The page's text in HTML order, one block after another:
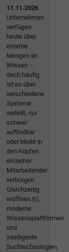
11.11.2026
Unternehmen
verfügen
heute über
enorme
Mengen an
Wissen –
doch häufig
ist es über
verschiedene
Systeme
verteilt, nur
schwer
auffindbar
oder bleibt in
den Köpfen
einzelner
Mitarbeitender
verborgen.
Gleichzeitig
eröffnen KI,
moderne
Wissensplattformen
und
intelligente
Suchtechnologien